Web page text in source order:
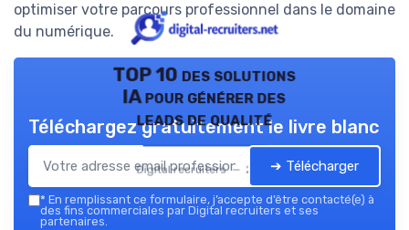
optimiser votre parcours professionnel dans le domaine
du numérique.
TOP 10 des solutions
IA pour générer des
leads de qualité
Digital recruiters — 2026
Téléchargez gratuitement le livre blanc
➔ Télécharger
* En remplissant ce formulaire, j’accepte d’être contacté(e) à
des fins commerciales par Digital recruiters et ses
partenaires.